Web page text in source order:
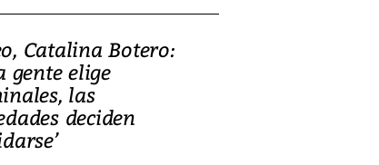
Catalina Botero:
gente elige
las
deciden